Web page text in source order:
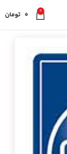
0
0 تومان